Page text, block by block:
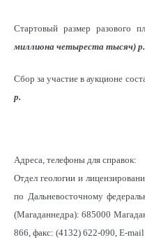
Стартовый размер разового
миллиона четыреста тысяч) р.
Сбор за участие в аукционе
р.
Адреса, телефоны для справок:
Отдел геологии и
по Дальневосточному
(Магаданнедра): 685000
866, факс: (4132) 622-090, E-